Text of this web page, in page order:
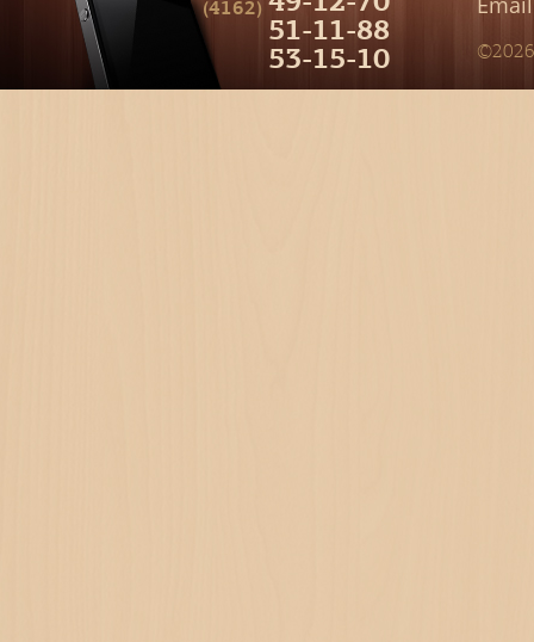
(4162)
51-11-88
53-15-10